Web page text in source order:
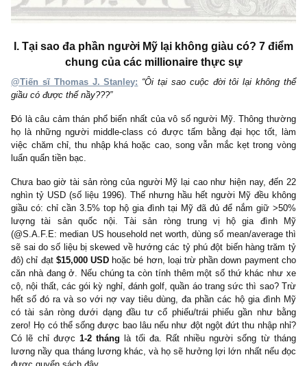
I. Tại sao đa phần người Mỹ lại không giàu có? 7
chung của các millionaire thực sự
@Tiến sĩ Thomas J. Stanley:
“Ôi tại sao cuộc đời tôi lại
giầu có được thế nầy???”
Đó là câu cảm thán phổ biến nhất của vô số người Mỹ. Thông
họ là những người middle-class có được tấm bằng đại học
việc chăm chỉ, thu nhập khá hoặc cao, song vẫn mắc kẹt trong
luẩn quẩn tiền bạc.
Chưa bao giờ tài sản ròng của người Mỹ lại cao như hiện nay,
nghìn tỷ USD (số liệu 1996). Thế nhưng hầu hết người Mỹ đều
giầu có: chỉ cần 3.5% top hộ gia đình tại Mỹ đã đủ để nắm giữ
lượng tài sản quốc nội. Tài sản ròng trung vị hộ gia
(@S.A.F.E: median US household net worth, dùng số mean/
sẽ sai do số liệu bị skewed về hướng các tỷ phú đột biến hàng